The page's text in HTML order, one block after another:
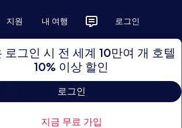
지원 내 여행 로그인
로그인 시 전 세계 10만여 개 호텔
10% 이상 할인
로그인
지금 무료 가입